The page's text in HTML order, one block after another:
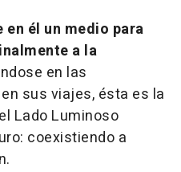
en él un medio para
a la
en las
sus viajes, ésta es la
Lado Luminoso
coexistiendo a